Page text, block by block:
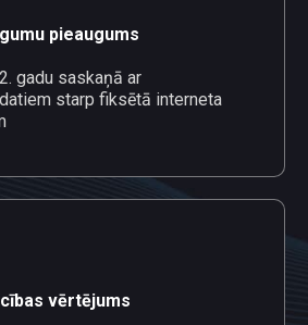
pieaugums
gadu saskaņā ar
starp fiksētā interneta
vērtējums